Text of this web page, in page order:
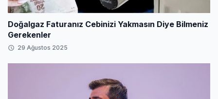
Doğalgaz Faturanız Cebinizi Yakmasın Diye Bilmeniz
Gerekenler
29 Ağustos 2025